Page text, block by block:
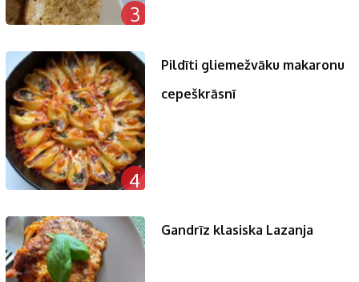
3
4
Pildīti gliemežvāku makaronu
cepeškrāsnī
Gandrīz klasiska Lazanja